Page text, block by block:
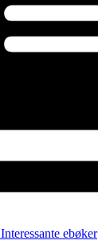
Interessante ebøker